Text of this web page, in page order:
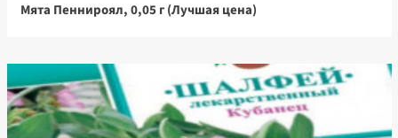
Мята Пеннироял, 0,05 г (Лучшая цена)